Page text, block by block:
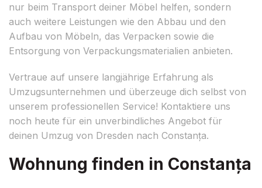
nur beim Transport deiner Möbel helfen, sondern
auch weitere Leistungen wie den Abbau und den
Aufbau von Möbeln, das Verpacken sowie die
Entsorgung von Verpackungsmaterialien anbieten.
Vertraue auf unsere langjährige Erfahrung als
Umzugsunternehmen und überzeuge dich selbst von
unserem professionellen Service! Kontaktiere uns
noch heute für ein unverbindliches Angebot für
deinen Umzug von Dresden nach Constanța.
Wohnung finden in Constanța